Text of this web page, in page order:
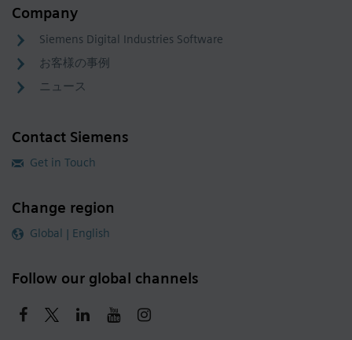
Company
Siemens Digital Industries Software
お客様の事例
ニュース
Contact Siemens
Get in Touch
Change region
Global | English
Follow our global channels